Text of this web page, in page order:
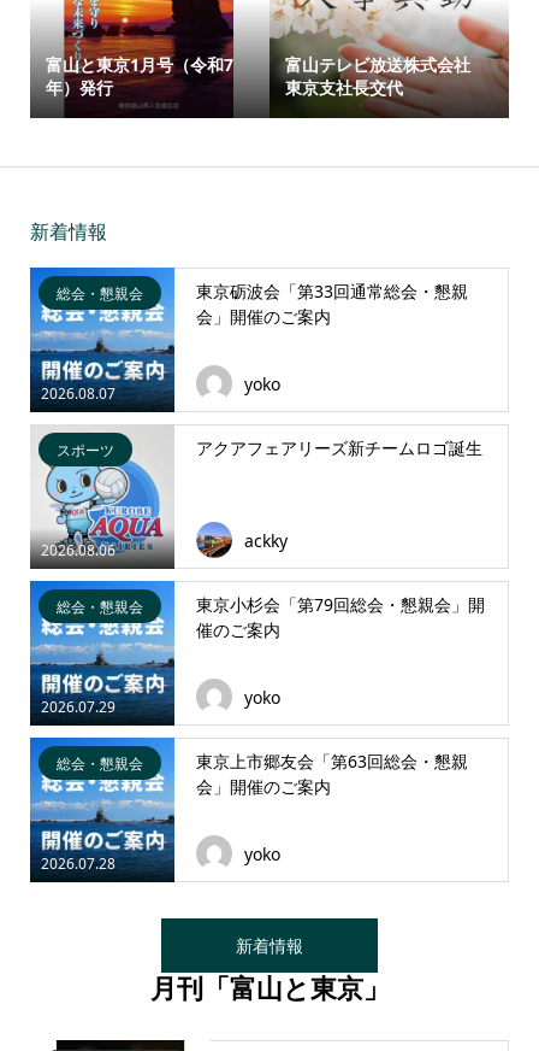
富山と東京1月号（令和7
年）発行
富山テレビ放送株式会社
東京支社長交代
新着情報
2026.08.07
総会・懇親会
東京砺波会「第33回通常総会・懇親
会」開催のご案内
yoko
2026.08.06
スポーツ アクアフェアリーズ新チームロゴ誕生
ackky
2026.07.29
総会・懇親会
東京小杉会「第79回総会・懇親会」開
催のご案内
yoko
2026.07.28
総会・懇親会
東京上市郷友会「第63回総会・懇親
会」開催のご案内
yoko
新着情報
月刊「富山と東京」